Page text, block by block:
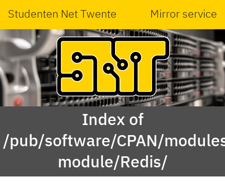
Studenten Net Twente Mirror service
Index of
/pub/software/CPAN/
module/Redis/